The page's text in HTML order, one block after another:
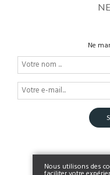
Ne
Nous utilisons des